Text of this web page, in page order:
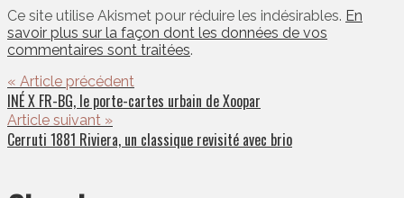
Ce site utilise Akismet pour réduire les indésirables. En
savoir plus sur la façon dont les données de vos
commentaires sont traitées.
« Article précédent
INÉ X FR-BG, le porte-cartes urbain de Xoopar
Article suivant »
Cerruti 1881 Riviera, un classique revisité avec brio